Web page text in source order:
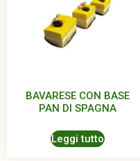
BAVARESE CON BASE
PAN DI SPAGNA
Leggi tutto